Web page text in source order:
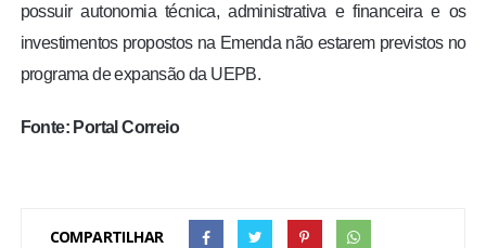
possuir autonomia técnica, administrativa e financeira e os
investimentos propostos na Emenda não estarem previstos no
programa de expansão da UEPB.
Fonte: Portal Correio
COMPARTILHAR